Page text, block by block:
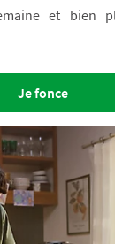
et bien
Je fonce